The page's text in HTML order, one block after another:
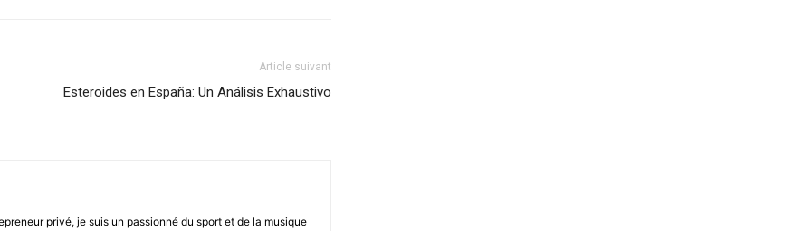
Article suivant
Esteroides en España: Un Análisis Exhaustivo
privé, je suis un passionné du sport et de la musique